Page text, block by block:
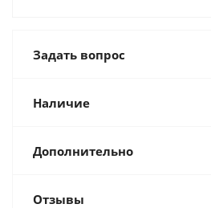
Задать вопрос
Наличие
Дополнительно
Отзывы